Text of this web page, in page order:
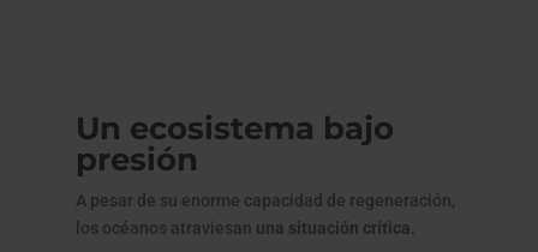
Un ecosistema bajo
presión
A pesar de su enorme capacidad de regeneración,
los océanos atraviesan una situación crítica